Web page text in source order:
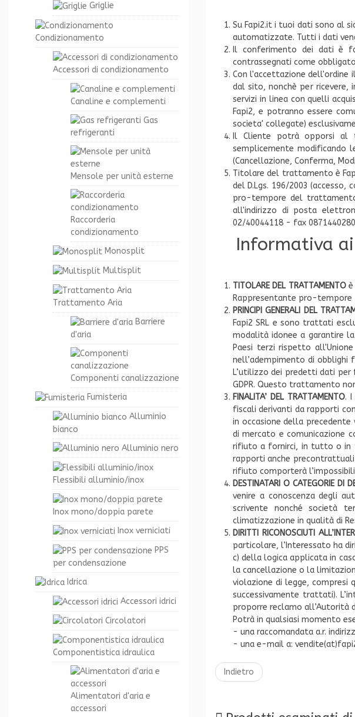
Su Fapi2.it i tuoi dati sono al
automatizzate. Tutti i dati
Il conferimento dei dati è
contrassegnati come
Con l'accettazione dell'ordine
dal sito, nonchè per ricevere,
servizi in linea con quelli
Fapi2, e potranno essere
societa' collegate)
Il Cliente potrà opporsi al
semplicemente modificando
(Cancellazione, Conferma,
Titolare del trattamento è
del D.Lgs. 196/2003
pro-tempore del
all'indirizzo di posta
02/40044118 - fax
Informativa
TITOLARE DEL TRATTAMENTOè
Rappresentante pro-tempore
PRINCIPI GENERALI DEL
Fapi2 SRL e sono trattati
modalità idonee a garantire
Paesi terzi rispetto
nell’adempimento di obblighi
L’utilizzo dei predetti dati
GDPR. Questo trattamento
FINALITA’ DEL TRATTAMENTO.
fiscali derivanti da rapporti
in occasione della
di mercato e comunicazione
rifiuto a fornirci, in tutto o in
rapporti anche
rifiuto comporterà
DESTINATARI O CATEGORIE DI
venire a conoscenza degli
scrivente nonché società
climatizzazione in qualità di
DIRITTI RICONOSCIUTI
particolare, l’Interessato ha
c) della logica applicata in
la cancellazione o la
violazione di legge, compresi
successivamente trattati).
proporre reclamo all’Autorità
Potrà in qualsiasi momento
- una raccomandata a.r.
- una e-mail a:
Indietro
Griglie
Condizionamento
Accessori di condizionamento
Canaline e complementi
Gas
refrigeranti
Mensole per unità esterne
Raccorderia
condizionamento
Monosplit
Multisplit
Trattamento Aria
Barriere
d'aria
Componenti canalizzazione
Fumisteria
Alluminio
bianco
Alluminio nero
Flessibili alluminio/inox
Inox mono/doppia parete
Inox verniciati
PPS
per condensazione
Idrica
Accessori idrici
Circolatori
Componentistica idraulica
Alimentatori d'aria e
accessori